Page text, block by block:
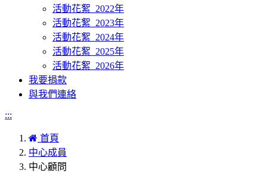
活動花絮_2022年
活動花絮_2023年
活動花絮_2024年
活動花絮_2025年
活動花絮_2026年
我要捐款
與我們連絡
:::
首頁
中心成員
中心顧問